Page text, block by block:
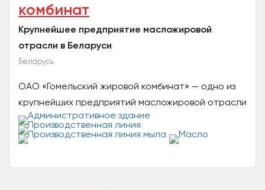
комбинат
Крупнейшее предприятие масложировой
отрасли в Беларуси
Беларусь
ОАО «Гомельский жировой комбинат» — одно из
крупнейших предприятий масложировой отрасли
в Республике Беларусь. Мы выпускаем
продовольственную и...